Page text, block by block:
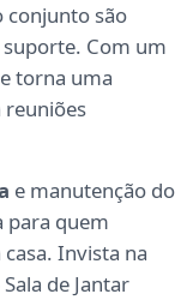
conjunto são
Com um
torna uma
reuniões
e manutenção do
para quem
Invista na
de Jantar